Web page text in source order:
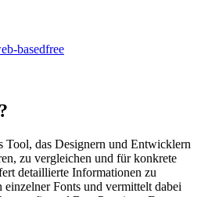
basedfree
Tool, das Designern und Entwicklern
zu vergleichen und für konkrete
detaillierte Informationen zu
Fonts und vermittelt dabei